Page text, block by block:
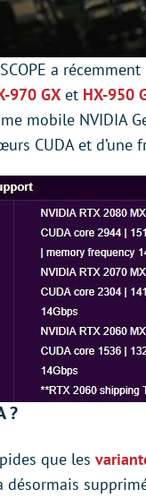
a
970 GX et HX-950
mobile NVIDIA
CUDA et d’une
?
que les
désormais